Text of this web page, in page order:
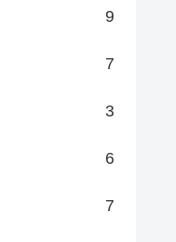
9
7
3
6
7